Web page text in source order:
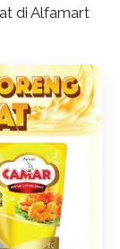
di Alfamart